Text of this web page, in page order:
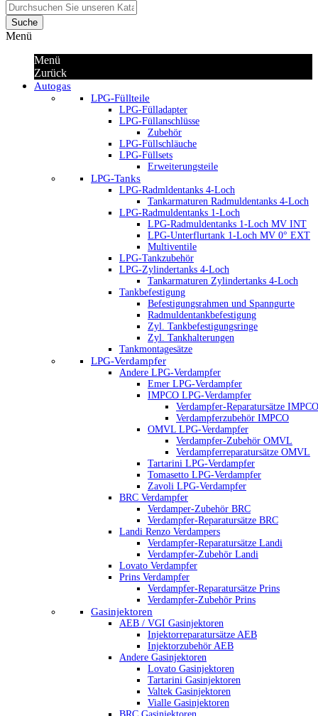
Suche
Menü
Menü
Zurück
Autogas
LPG-Füllteile
LPG-Fülladapter
LPG-Füllanschlüsse
Zubehör
LPG-Füllschläuche
LPG-Füllsets
Erweiterungsteile
LPG-Tanks
LPG-Radmldentanks 4-Loch
Tankarmaturen Radmuldentanks 4-Loch
LPG-Radmuldentanks 1-Loch
LPG-Radmuldentanks 1-Loch MV INT
LPG-Unterflurtank 1-Loch MV 0° EXT
Multiventile
LPG-Tankzubehör
LPG-Zylindertanks 4-Loch
Tankarmaturen Zylindertanks 4-Loch
Tankbefestigung
Befestigungsrahmen und Spanngurte
Radmuldentankbefestigung
Zyl. Tankbefestigungsringe
Zyl. Tankhalterungen
Tankmontagesätze
LPG-Verdampfer
Andere LPG-Verdampfer
Emer LPG-Verdampfer
IMPCO LPG-Verdampfer
Verdampfer-Reparatursätze IMPCO
Verdampferzubehör IMPCO
OMVL LPG-Verdampfer
Verdampfer-Zubehör OMVL
Verdampferreparatursätze OMVL
Tartarini LPG-Verdampfer
Tomasetto LPG-Verdampfer
Zavoli LPG-Verdampfer
BRC Verdampfer
Verdamper-Zubehör BRC
Verdampfer-Reparatursätze BRC
Landi Renzo Verdampers
Verdampfer-Reparatursätze Landi
Verdampfer-Zubehör Landi
Lovato Verdampfer
Prins Verdampfer
Verdampfer-Reparatursätze Prins
Verdampfer-Zubehör Prins
Gasinjektoren
AEB / VGI Gasinjektoren
Injektorreparatursätze AEB
Injektorzubehör AEB
Andere Gasinjektoren
Lovato Gasinjektoren
Tartarini Gasinjektoren
Valtek Gasinjektoren
Vialle Gasinjektoren